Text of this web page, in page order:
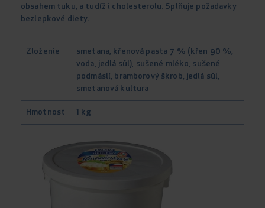
obsahem tuku, a tudíž i cholesterolu. Splňuje požadavky
bezlepkové diety.
Zloženie
smetana, křenová pasta 7 % (křen 90 %,
voda, jedlá sůl), sušené mléko, sušené
podmáslí, bramborový škrob, jedlá sůl,
smetanová kultura
Hmotnosť 1 kg